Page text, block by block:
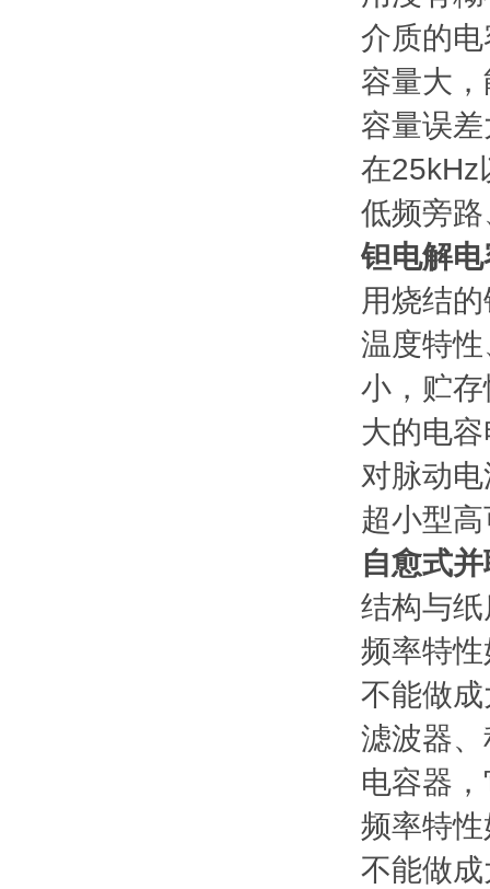
介质的
容量大
容量误
在25kHz
低频旁
钽电解
用烧结
温度特
小，贮
大的电
对脉动
超小型
自愈式
结构与
频率特
不能做
滤波器
电容器
频率特
不能做